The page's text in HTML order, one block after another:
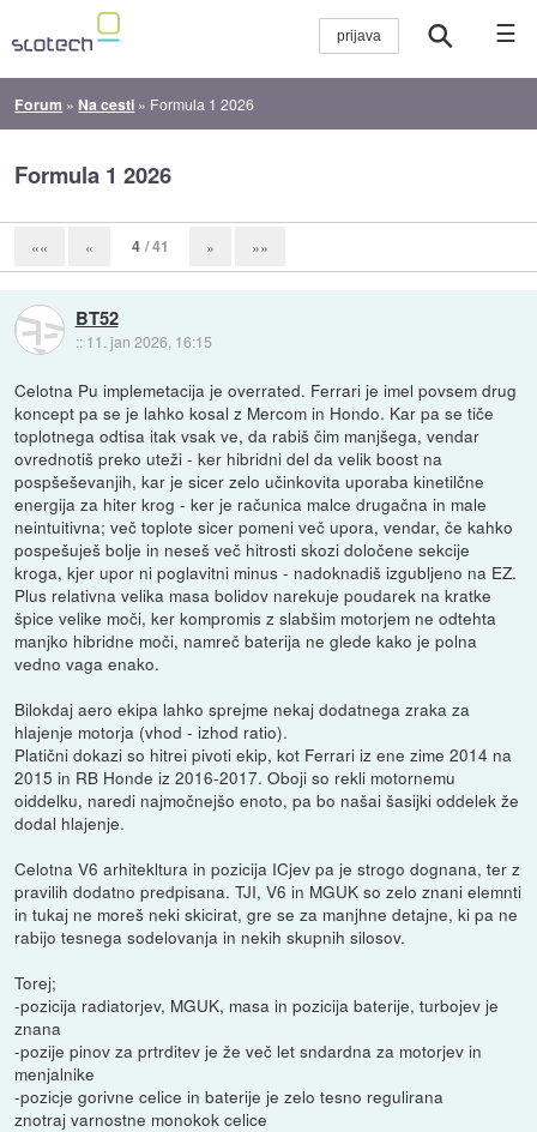
☰
Forum » Na cesti » Formula 1 2026
Formula 1 2026
«« « 4 / 41 » »»
BT52
:: 11. jan 2026, 16:15
Celotna Pu implemetacija je overrated. Ferrari je imel povsem drug
koncept pa se je lahko kosal z Mercom in Hondo. Kar pa se tiče
toplotnega odtisa itak vsak ve, da rabiš čim manjšega, vendar
ovrednotiš preko uteži - ker hibridni del da velik boost na
pospšeševanjih, kar je sicer zelo učinkovita uporaba kinetilčne
energija za hiter krog - ker je računica malce drugačna in male
neintuitivna; več toplote sicer pomeni več upora, vendar, če kahko
pospešuješ bolje in neseš več hitrosti skozi določene sekcije
kroga, kjer upor ni poglavitni minus - nadoknadiš izgubljeno na EZ.
Plus relativna velika masa bolidov narekuje poudarek na kratke
špice velike moči, ker kompromis z slabšim motorjem ne odtehta
manjko hibridne moči, namreč baterija ne glede kako je polna
vedno vaga enako.
Bilokdaj aero ekipa lahko sprejme nekaj dodatnega zraka za
hlajenje motorja (vhod - izhod ratio).
Platični dokazi so hitrei pivoti ekip, kot Ferrari iz ene zime 2014 na
2015 in RB Honde iz 2016-2017. Oboji so rekli motornemu
oiddelku, naredi najmočnejšo enoto, pa bo našai šasijki oddelek že
dodal hlajenje.
Celotna V6 arhitekltura in pozicija ICjev pa je strogo dognana, ter z
pravilih dodatno predpisana. TJI, V6 in MGUK so zelo znani elemnti
in tukaj ne moreš neki skicirat, gre se za manjhne detajne, ki pa ne
rabijo tesnega sodelovanja in nekih skupnih silosov.
Torej;
-pozicija radiatorjev, MGUK, masa in pozicija baterije, turbojev je
znana
-pozije pinov za prtrditev je že več let sndardna za motorjev in
menjalnike
-pozicje gorivne celice in baterije je zelo tesno regulirana
znotraj varnostne monokok celice